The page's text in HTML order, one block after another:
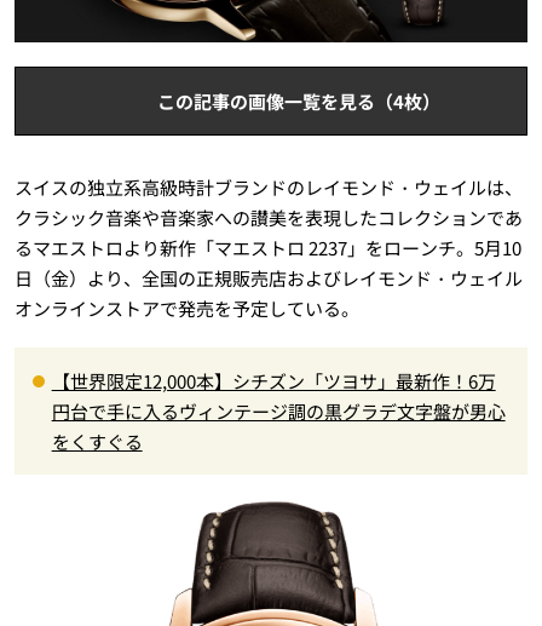
この記事の画像一覧を見る（4枚）
スイスの独立系高級時計ブランドのレイモンド・ウェイルは、
クラシック音楽や音楽家への讃美を表現したコレクションであ
るマエストロより新作「マエストロ 2237」をローンチ。5月10
日（金）より、全国の正規販売店およびレイモンド・ウェイル
オンラインストアで発売を予定している。
【世界限定12,000本】シチズン「ツヨサ」最新作！6万
円台で手に入るヴィンテージ調の黒グラデ文字盤が男心
をくすぐる